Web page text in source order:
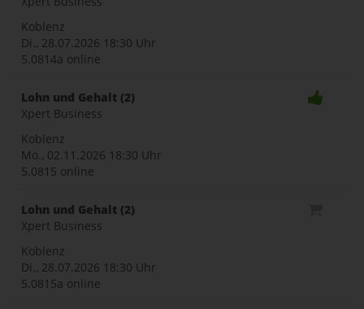
Koblenz
Di., 28.07.2026 18:30 Uhr
5.0814a online
Lohn und Gehalt (2)
Xpert Business
Koblenz
Mo., 02.11.2026 18:30 Uhr
5.0815 online
Lohn und Gehalt (2)
Xpert Business
Koblenz
Di., 28.07.2026 18:30 Uhr
5.0815a online